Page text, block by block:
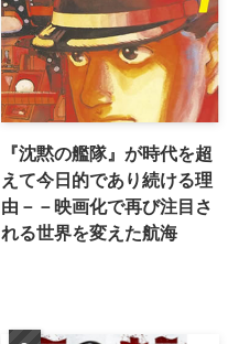
『沈黙の艦隊』が時代を超
えて今日的であり続ける理
由－－映画化で再び注目さ
れる世界を変えた航海